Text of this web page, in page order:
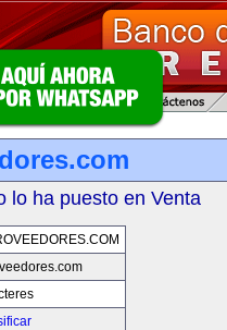
lo ha puesto en Venta